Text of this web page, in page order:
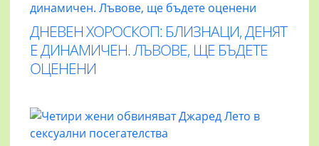
ДНЕВЕН ХОРОСКОП: БЛИЗНАЦИ, ДЕНЯТ
Е ДИНАМИЧЕН. ЛЪВОВЕ, ЩЕ БЪДЕТЕ
ОЦЕНЕНИ